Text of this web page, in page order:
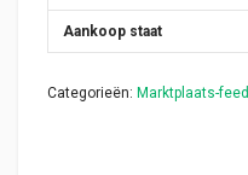
Aankoop staat
Categorieën: Marktplaats-feed